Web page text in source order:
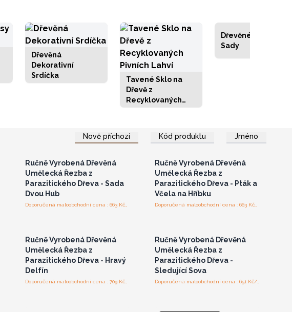
Dřevěná
Dekorativní
Srdíčka
Tavené Sklo na
Dřevě z
Recyklovaných
Pivních Lahví
Dřevěné Šachové
Sady
Nově příchozí Kód produktu Jméno
zaregistrujte pro
velkoobchodní ceny
Ručně Vyrobená Dřevěná
Umělecká Řezba z
Parazitického Dřeva - Sada
Dvou Hub
Doporučená maloobchodní cena : 663 Kč/kus
zaregistrujte pro
velkoobchodní ceny
Ručně Vyrobená Dřevěná
Umělecká Řezba z
Parazitického Dřeva - Pták a
Včela na Hříbku
Ručně Vyrobená Dřevěná
Umělecká Řezba z
Parazitického Dřeva - Hravý
Delfín
Doporučená maloobchodní cena : 709 Kč/kus
Ručně Vyrobená Dřevěná
Umělecká Řezba z
Parazitického Dřeva -
Sledující Sova